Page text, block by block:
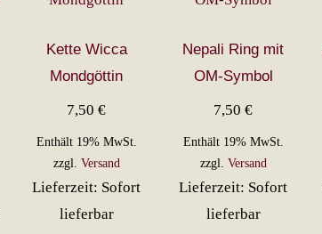
Kette Wicca
Mondgöttin
7,50€
Enthält 19% MwSt.
zzgl. Versand
Lieferzeit: Sofort
lieferbar
Nepali Ring mit
OM-Symbol
7,50€
Enthält 19% MwSt.
zzgl. Versand
Lieferzeit: Sofort
lieferbar